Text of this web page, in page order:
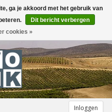
Inloggen
ga je akkoord met het gebruik van
Dit bericht verbergen
cookies »